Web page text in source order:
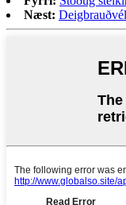
Næst: